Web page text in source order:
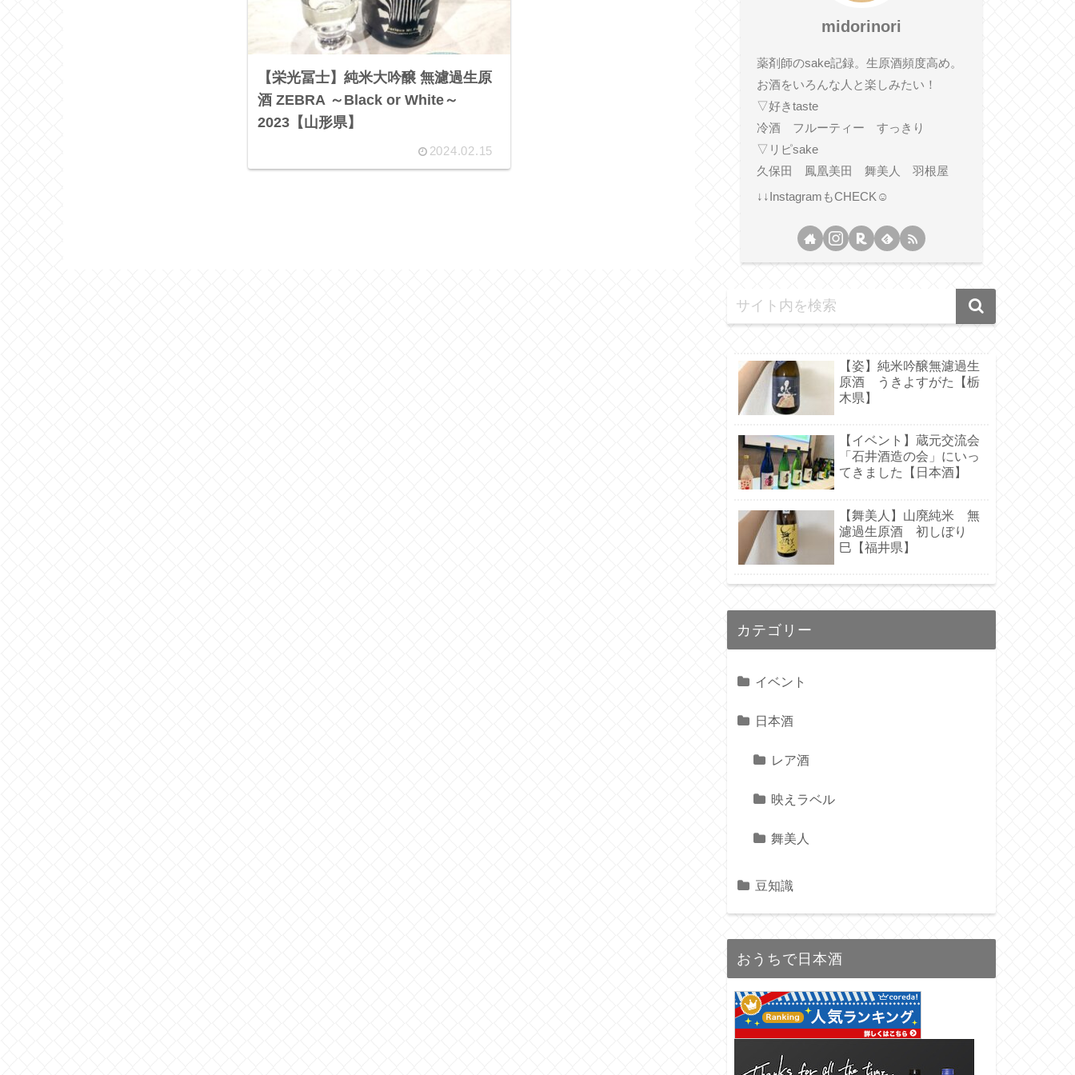
【栄光冨士】純米大吟醸 無濾過生原
酒 ZEBRA ～Black or White～
2023【山形県】
2024.02.15
midorinori
薬剤師のsake記録。生原酒頻度高め。
お酒をいろんな人と楽しみたい！
▽好きtaste
冷酒 フルーティー すっきり
▽リピsake
久保田 鳳凰美田 舞美人 羽根屋
↓↓InstagramもCHECK☺
【姿】純米吟醸無濾過生
原酒 うきよすがた【栃
木県】
【イベント】蔵元交流会
「石井酒造の会」にいっ
てきました【日本酒】
【舞美人】山廃純米 無
濾過生原酒 初しぼり
巳【福井県】
カテゴリー
イベント
日本酒
レア酒
映えラベル
舞美人
豆知識
おうちで日本酒